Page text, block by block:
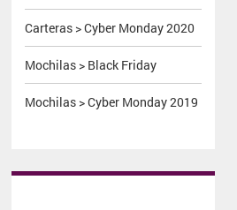
Carteras > Cyber Monday 2020
Mochilas > Black Friday
Mochilas > Cyber Monday 2019